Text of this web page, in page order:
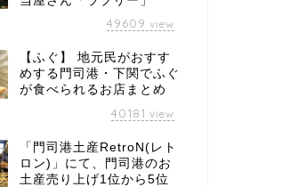
49609 view
【ふぐ】 地元民がおすす
めする門司港・下関でふぐ
が食べられるお店まとめ
40181 view
「門司港土産RetroN(レト
ロン)」にて、門司港のお
土産売り上げ1位から5位